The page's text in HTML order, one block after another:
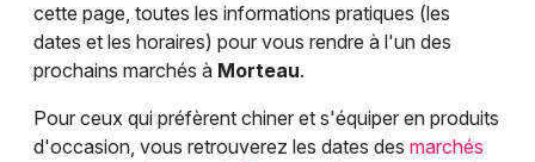
cette page, toutes les informations pratiques (les
dates et les horaires) pour vous rendre à l'un des
prochains marchés à Morteau.
Pour ceux qui préfèrent chiner et s'équiper en produits
d'occasion, vous retrouverez les dates des marchés